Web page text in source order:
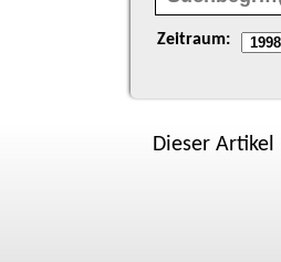
Zeitraum:
Dieser